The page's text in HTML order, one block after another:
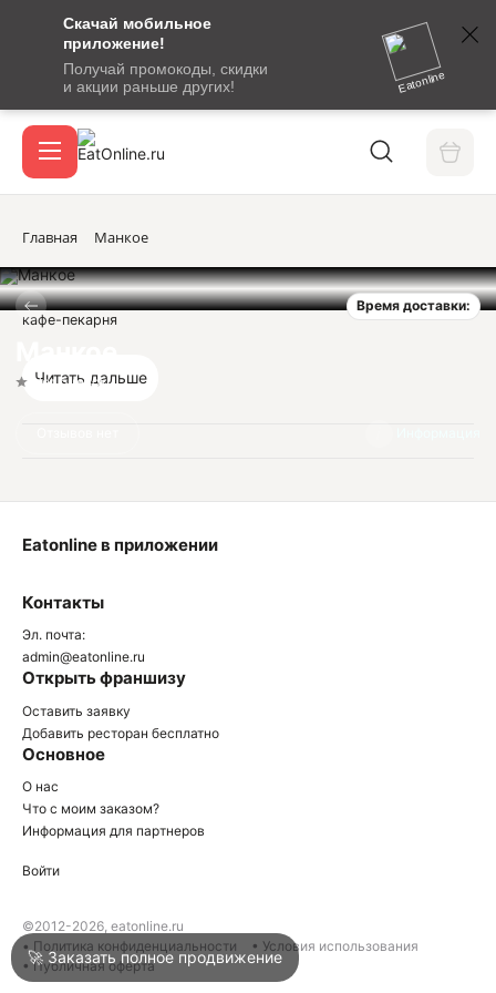
Скачай мобильное
приложение!
Получай промокоды, скидки
и акции раньше других!
Eatonline
сообщение
кодом
подтверждения
Вход / регистрация
Акции
Войти
Написать в техподдержку
Главная Манкое
Время доставки:
Нет оценок
кафе-пекарня
Читать дальше
Контакты
Эл. почта:
admin@eatonline.ru
Открыть франшизу
Оставить заявку
Добавить ресторан бесплатно
Основное
О нас
Что с моим заказом?
Информация для партнеров
Eatonline в приложении
Войти
©2012-2026, eatonline.ru
• Политика конфиденциальности
• Условия использования
• Публичная оферта
🚀 Заказать полное продвижение